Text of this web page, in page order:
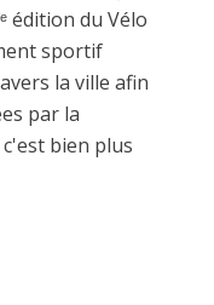
édition du Vélo
sportif
la ville afin
par la
c'est bien plus